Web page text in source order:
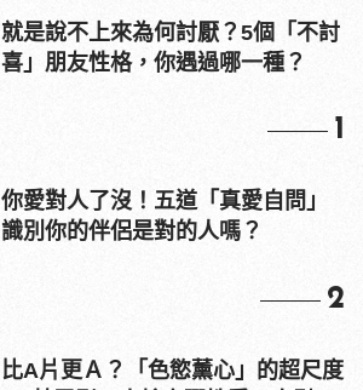
就是說不上來為何討厭？5個「不討
喜」朋友性格，你遇過哪一種？
1
你愛對人了沒！五道「真愛自問」
識別你的伴侶是對的人嗎？
2
比A片更Ａ？「色慾薰心」的超尺度